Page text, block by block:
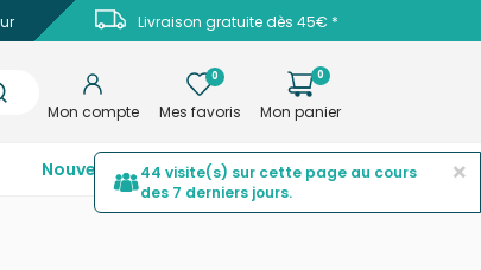
Livraison gratuite dès 45€ *
Mon compte
0
Mes favoris
0
Mon panier
NouveautésTop ventesPromotions ×
44 visite(s) sur cette page au cours
des 7 derniers jours.